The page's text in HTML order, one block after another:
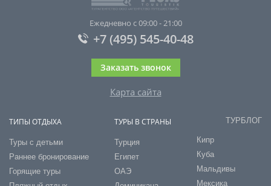
Ежедневно с 09:00 - 21:00
+7 (495) 545-40-48
Заказать звонок
Карта сайта
ТИПЫ ОТДЫХА
Туры с детьми
Раннее бронирование
Горящие туры
ТУРЫ В СТРАНЫ
Турция
Египет
ОАЭ
ТУРБЛОГ
Кипр
Куба
Мальдивы
Мексика